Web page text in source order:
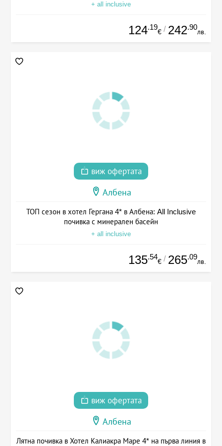
+ all inclusive
124.19
€ / 242.90
лв.
виж офертата
Албена
ТОП сезон в хотел Гергана 4* в Албена: All Inclusive
почивка с минерален басейн
+ all inclusive
135.54
€ / 265.09
лв.
виж офертата
Албена
Лятна почивка в Хотел Калиакра Маре 4* на първа линия в